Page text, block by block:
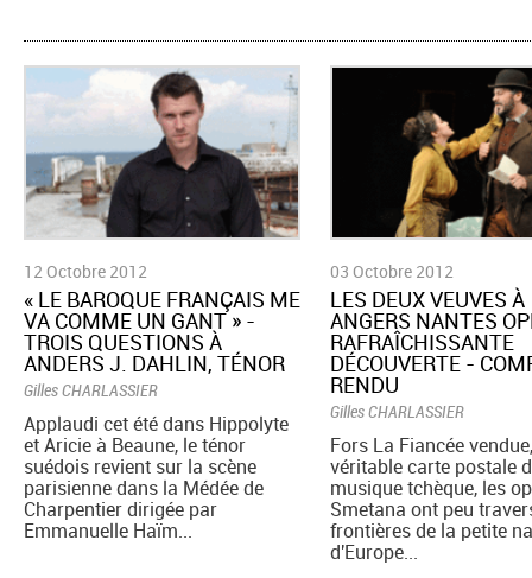
12 Octobre 2012
« LE BAROQUE FRANÇAIS ME
VA COMME UN GANT » -
TROIS QUESTIONS À
ANDERS J. DAHLIN, TÉNOR
Gilles CHARLASSIER
Applaudi cet été dans Hippolyte
et Aricie à Beaune, le ténor
suédois revient sur la scène
parisienne dans la Médée de
Charpentier dirigée par
Emmanuelle Haïm...
03 Octobre 2012
LES DEUX VEUVES À
ANGERS NANTES
RAFRAÎCHISSANTE
DÉCOUVERTE -
RENDU
Gilles CHARLASSIER
Fors La Fiancée
véritable carte postale
musique tchèque, les
Smetana ont peu
frontières de la petite
d'Europe...